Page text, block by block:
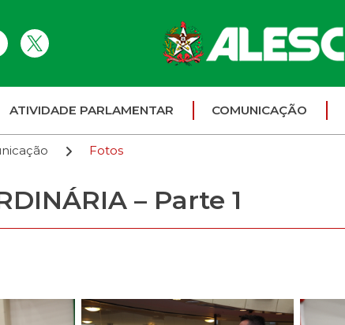
ATIVIDADE PARLAMENTAR COMUNICAÇÃO
Fotos
– Parte 1